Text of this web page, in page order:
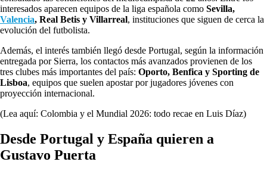
interesados aparecen equipos de la liga española como Sevilla,
Valencia, Real Betis y Villarreal, instituciones que siguen de cerca la
evolución del futbolista.
Además, el interés también llegó desde Portugal, según la información
entregada por Sierra, los contactos más avanzados provienen de los
tres clubes más importantes del país: Oporto, Benfica y Sporting de
Lisboa, equipos que suelen apostar por jugadores jóvenes con
proyección internacional.
(Lea aquí: Colombia y el Mundial 2026: todo recae en Luis Díaz)
Desde Portugal y España quieren a
Gustavo Puerta